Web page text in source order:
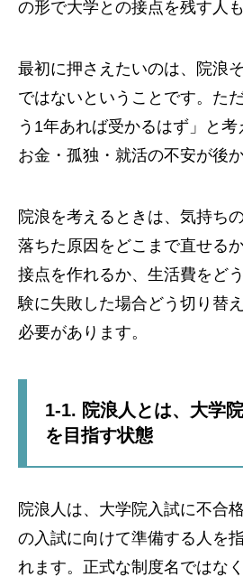
の形で大学との接点を残す人も
最初に押さえたいのは、院浪
ではないということです。た
う1年あれば受かるはず」と考
お金・孤独・就活の不安が後
院浪を考えるときは、気持ち
落ちた原因をどこまで直せる
接点を作れるか、生活費をど
験に失敗した場合どう切り替
必要があります。
1-1. 院浪人とは、大学
を目指す状態
院浪人は、大学院入試に不合
の入試に向けて準備する人を
れます。正式な制度名ではな